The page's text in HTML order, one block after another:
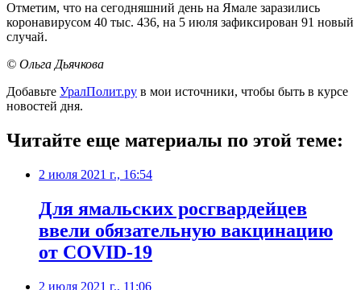
Отметим, что на сегодняшний день на Ямале заразились
коронавирусом 40 тыс. 436, на 5 июля зафиксирован 91 новый
случай.
© Ольга Дьячкова
Добавьте УралПолит.ру в мои источники, чтобы быть в курсе
новостей дня.
Читайте еще материалы по этой теме:
2 июля 2021 г., 16:54
Для ямальских росгвардейцев
ввели обязательную вакцинацию
от COVID-19
2 июля 2021 г., 11:06